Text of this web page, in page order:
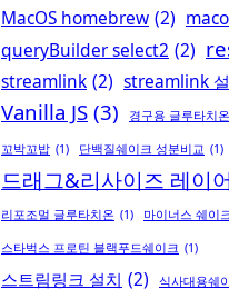
MacOS homebrew (2)
queryBuilder select2 (2)
streamlink (2) streamlink
Vanilla JS (3) 경구용 글루타치온
꼬박꼬밥 (1) 단백질쉐이크 성분비교 (1)
드래그&리사이즈 레이어
리포조멀 글루타치온 (1) 마이너스 쉐이
스타벅스 프로틴 블랙푸드쉐이크 (1)
스트림링크 설치 (2) 식사대용쉐